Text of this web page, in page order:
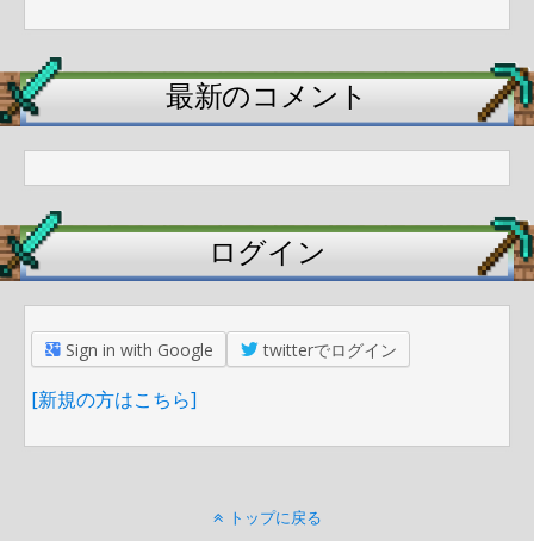
最新のコメント
ログイン
Sign in with Google twitterでログイン
[新規の方はこちら]
トップに戻る